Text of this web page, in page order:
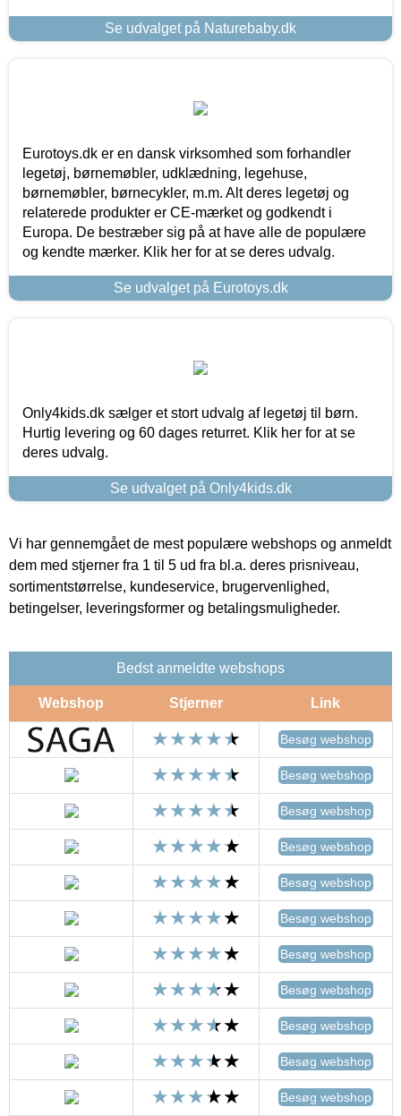
Se udvalget på Naturebaby.dk
Eurotoys.dk er en dansk virksomhed som forhandler
legetøj, børnemøbler, udklædning, legehuse,
børnemøbler, børnecykler, m.m. Alt deres legetøj og
relaterede produkter er CE-mærket og godkendt i
Europa. De bestræber sig på at have alle de populære
og kendte mærker. Klik her for at se deres udvalg.
Se udvalget på Eurotoys.dk
Only4kids.dk sælger et stort udvalg af legetøj til børn.
Hurtig levering og 60 dages returret. Klik her for at se
deres udvalg.
Se udvalget på Only4kids.dk
Vi har gennemgået de mest populære webshops og anmeldt
dem med stjerner fra 1 til 5 ud fra bl.a. deres prisniveau,
sortimentstørrelse, kundeservice, brugervenlighed,
betingelser, leveringsformer og betalingsmuligheder.
Bedst anmeldte webshops
Webshop Stjerner Link
Besøg webshop
Besøg webshop
Besøg webshop
Besøg webshop
Besøg webshop
Besøg webshop
Besøg webshop
Besøg webshop
Besøg webshop
Besøg webshop
Besøg webshop